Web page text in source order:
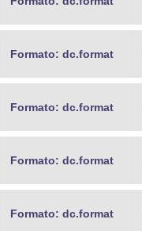
Formato: dc.format
Formato: dc.format
Formato: dc.format
Formato: dc.format